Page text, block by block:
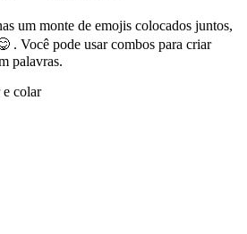
um monte de emojis colocados juntos,
. Você pode usar combos para criar
palavras.
e colar